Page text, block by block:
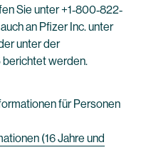
Sie unter +1‐800‐822‐
an Pfizer Inc. unter
unter der
werden.
für Personen
(16 Jahre und